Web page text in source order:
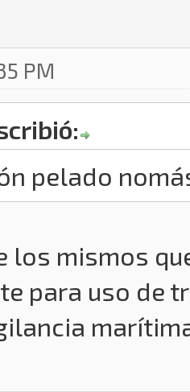
PM
pelado
los mismos
para uso de